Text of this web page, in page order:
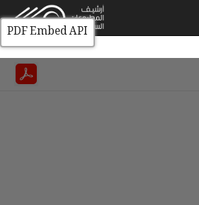
PDF Embed API